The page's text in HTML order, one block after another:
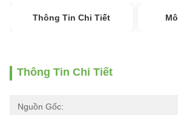
Thông Tin Chi Tiết
Thông Tin Chi Tiết
Nguồn Gốc: